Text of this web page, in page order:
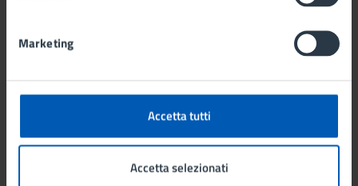
Marketing
Accetta tutti
Accetta selezionati
AMMINISTRAZIONE